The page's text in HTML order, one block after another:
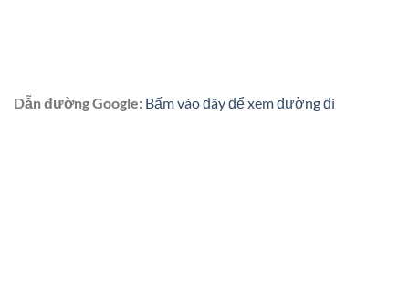
Dẫn đường Google: Bấm vào đây để xem đường đi